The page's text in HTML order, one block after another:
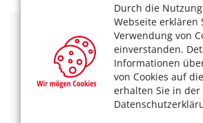
Durch die
Webseite erklären
Verwendung von
einverstanden.
Informationen
von Cookies auf
erhalten Sie in der
Weitere Infos zum Karl-Küpper-Preis
Mehr zum Projekt und die
Stolpersteine - Stadt Köln.
Das könnte Sie auch interessieren:
Die begehbaren Denkmäler von